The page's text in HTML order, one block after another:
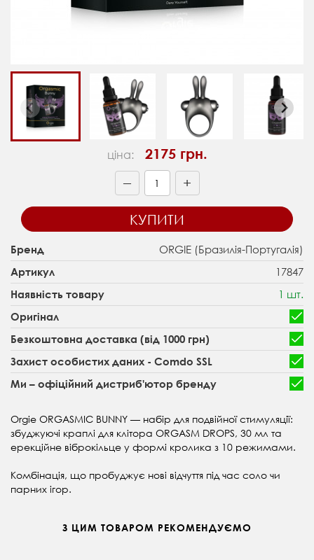
ціна: 2175 грн.
— +
КУПИТИ
Бренд ORGIE (Бразилія-Португалія)
Артикул 17847
Наявність товару 1 шт.
Оригінал
Безкоштовна доставка (від 1000 грн)
Захист особистих даних - Comdo SSL
Ми – офіційний дистриб'ютор бренду
Orgie ORGASMIC BUNNY — набір для подвійної стимуляції:
збуджуючі краплі для клітора ORGASM DROPS, 30 мл та
ерекційне віброкільце у формі кролика з 10 режимами.
Комбінація, що пробуджує нові відчуття під час соло чи
парних ігор.
З ЦИМ ТОВАРОМ РЕКОМЕНДУЄМО